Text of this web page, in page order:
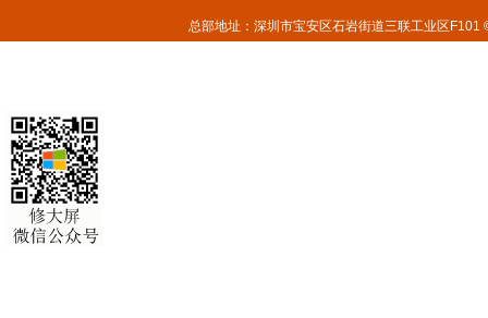
总部地址：深圳市宝安区石岩街道三联工业区